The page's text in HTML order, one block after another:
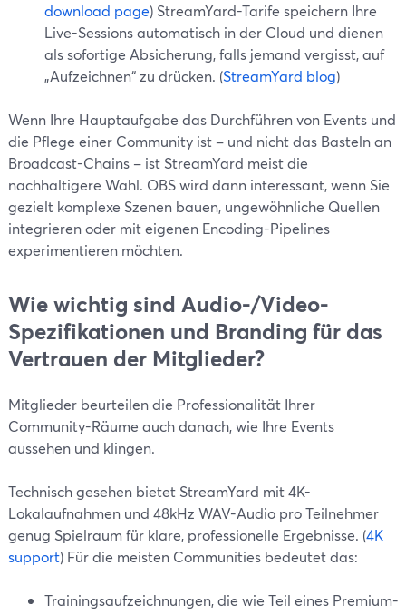
download page) StreamYard-Tarife speichern Ihre
Live-Sessions automatisch in der Cloud und dienen
als sofortige Absicherung, falls jemand vergisst, auf
„Aufzeichnen“ zu drücken. (StreamYard blog)
Wenn Ihre Hauptaufgabe das Durchführen von Events und
die Pflege einer Community ist – und nicht das Basteln an
Broadcast-Chains – ist StreamYard meist die
nachhaltigere Wahl. OBS wird dann interessant, wenn Sie
gezielt komplexe Szenen bauen, ungewöhnliche Quellen
integrieren oder mit eigenen Encoding-Pipelines
experimentieren möchten.
Wie wichtig sind Audio-/Video-
Spezifikationen und Branding für das
Vertrauen der Mitglieder?
Mitglieder beurteilen die Professionalität Ihrer
Community-Räume auch danach, wie Ihre Events
aussehen und klingen.
Technisch gesehen bietet StreamYard mit 4K-
Lokalaufnahmen und 48kHz WAV-Audio pro Teilnehmer
genug Spielraum für klare, professionelle Ergebnisse. (4K
support) Für die meisten Communities bedeutet das:
Trainingsaufzeichnungen, die wie Teil eines Premium-